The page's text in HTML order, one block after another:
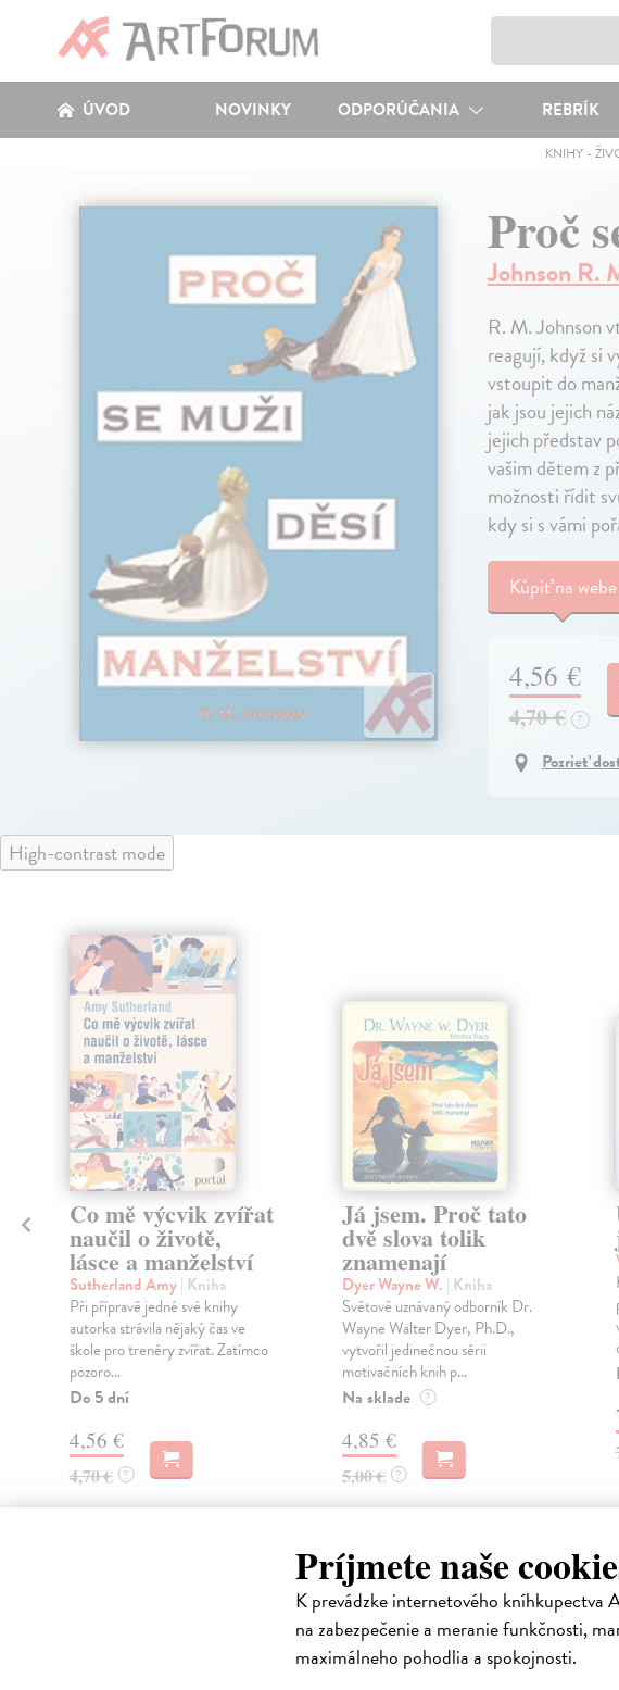
Príjmete naše
K prevádzke internetového kníhkupectva
na zabezpečenie a meranie funkčnosti,
maximálneho pohodlia a spokojnosti.
ÚVOD NOVINKY ODPORÚČANIA REBRÍK
KNIHY -
Proč
Johnson R.
R. M. Johnson
reagují, když si
vstoupit do
jak jsou jejich
jejich představ
vašim dětem z
možnosti řídit
kdy si s vámi
Kúpiťna webe
4,56 €
4,70 € ?
Pozrieť
High-contrast mode
Co mě výcvik zvířat
naučil o životě,
lásce a manželství
Sutherland Amy| Kniha
Při přípravě jedné své knihy
autorka strávila nějaký čas ve
škole pro trenéry zvířat. Zatímco
pozoro...
Do 5 dní
4,56 €
4,70 € ?
Já jsem. Proč tato
dvě slova tolik
znamenají
Dyer Wayne W. | Kniha
Světově uznávaný odborník Dr.
Wayne Walter Dyer, Ph.D.,
vytvořil jedinečnou sérii
motivačních knih p...
Na sklade ?
4,85 €
5,00 € ?
Čitatelia s